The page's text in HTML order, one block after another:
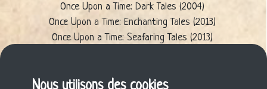
Once Upon a Time: Dark Tales (2004)
Once Upon a Time: Enchanting Tales (2013)
Once Upon a Time: Seafaring Tales (2013)
Once Upon a Time: Knightly Tales (2014)